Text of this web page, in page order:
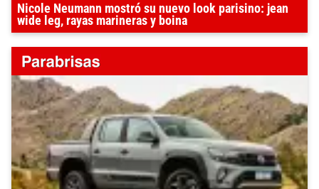
Nicole Neumann mostró su nuevo look parisino: jean
wide leg, rayas marineras y boina